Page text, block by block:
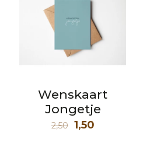
Wenskaart
Jongetje
2,50 Oorspronkelijke
1,50Huidige